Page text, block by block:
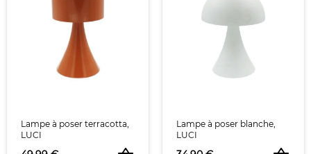
Lampe à poser terracotta,
LUCI
Lampe à poser blanche,
LUCI